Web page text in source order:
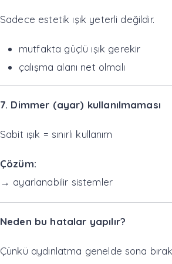
Sadece estetik ışık yeterli değildir.
mutfakta güçlü ışık gerekir
çalışma alanı net olmalı
7. Dimmer (ayar) kullanılmaması
Sabit ışık = sınırlı kullanım
Çözüm:
→ ayarlanabilir sistemler
Neden bu hatalar yapılır?
Çünkü aydınlatma genelde sona